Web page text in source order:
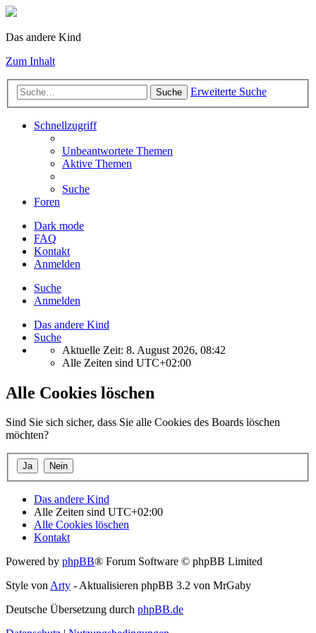
Das andere Kind
Zum Inhalt
Suche Erweiterte Suche
Schnellzugriff
Unbeantwortete Themen
Aktive Themen
Suche
Foren
Dark mode
FAQ
Kontakt
Anmelden
Suche
Anmelden
Das andere Kind
Suche
Aktuelle Zeit: 8. August 2026, 08:42
Alle Zeiten sind UTC+02:00
Alle Cookies löschen
Sind Sie sich sicher, dass Sie alle Cookies des Boards löschen
möchten?
Das andere Kind
Alle Zeiten sind UTC+02:00
Alle Cookies löschen
Kontakt
Powered by phpBB® Forum Software © phpBB Limited
Style von Arty - Aktualisieren phpBB 3.2 von MrGaby
Deutsche Übersetzung durch phpBB.de